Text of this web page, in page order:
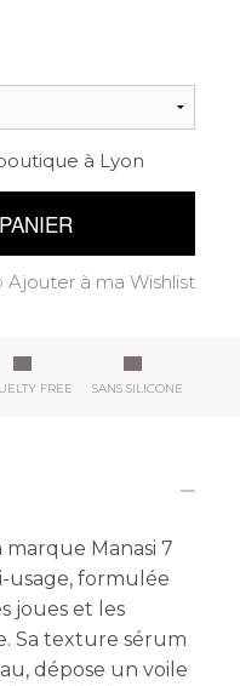
à Lyon
Ajouter à ma Wishlist
FREE SANS SILICONE
marque Manasi 7
formulée
joues et les
Sa texture sérum
dépose un voile